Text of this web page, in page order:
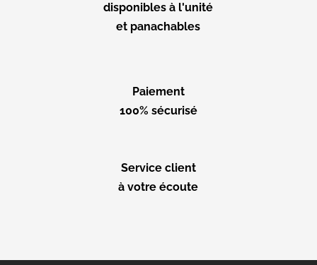
disponibles à l'unité
et panachables
Paiement
100% sécurisé
Service client
à votre écoute